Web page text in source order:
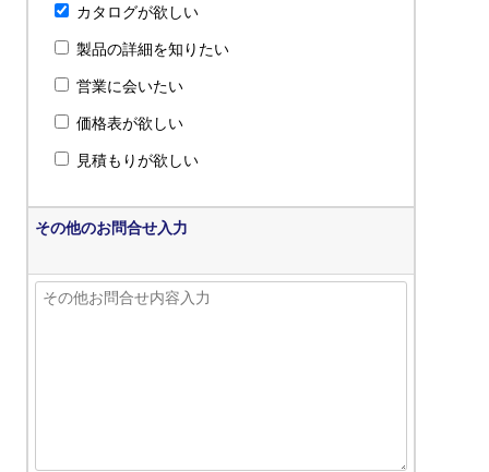
カタログが欲しい
製品の詳細を知りたい
営業に会いたい
価格表が欲しい
見積もりが欲しい
その他のお問合せ入力